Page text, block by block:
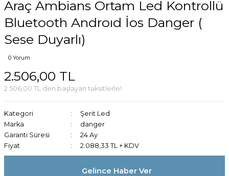
Araç Ambians Ortam Led Kontrollü
Bluetooth Androıd İos Danger (
Sese Duyarlı)
0 Yorum
2.506,00 TL
2.506,00 TL den başlayan taksitlerle!
Kategori
Şerit Led
Marka
danger
Garanti Süresi
24 Ay
Fiyat
2.088,33 TL + KDV
Gelince Haber Ver